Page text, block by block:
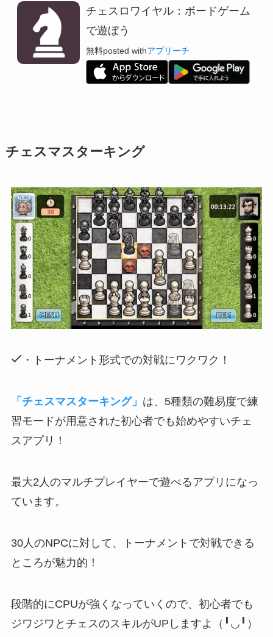
チェスロワイヤル：ボードゲーム
で遊ぼう
無料posted withアプリーチ
チェスマスターキング
・トーナメント形式での対戦にワクワク！
「チェスマスターキング」 は、5種類の難易度で練
習モードが用意された初心者でも始めやすいチェ
スアプリ！
最大2人のマルチプレイヤーで遊べるアプリになっ
ています。
30人のNPCに対して、
トーナメントで対戦できる
ところが魅力的 ！
段階的にCPUが強くなっていく ので、初心者でも
ジワジワとチェスのスキルがUPしますよ（╹◡╹）